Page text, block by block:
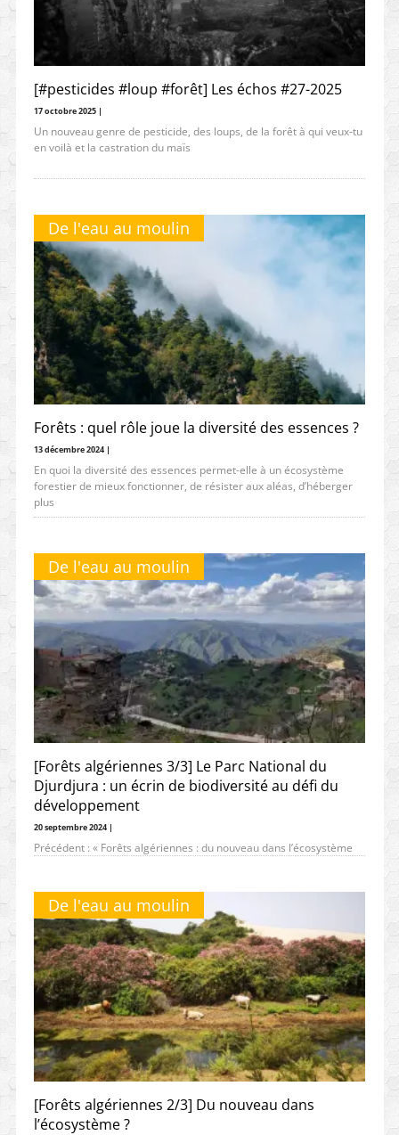
[#pesticides #loup #forêt] Les échos #27-2025
17 octobre 2025 |
Un nouveau genre de pesticide, des loups, de la forêt à qui veux-tu
en voilà et la castration du maïs
De l'eau au moulin
Forêts : quel rôle joue la diversité des essences ?
13 décembre 2024 |
En quoi la diversité des essences permet-elle à un écosystème
forestier de mieux fonctionner, de résister aux aléas, d’héberger
plus
De l'eau au moulin
[Forêts algériennes 3/3] Le Parc National du
Djurdjura : un écrin de biodiversité au défi du
développement
20 septembre 2024 |
Précédent : « Forêts algériennes : du nouveau dans l’écosystème
De l'eau au moulin
[Forêts algériennes 2/3] Du nouveau dans
l’écosystème ?